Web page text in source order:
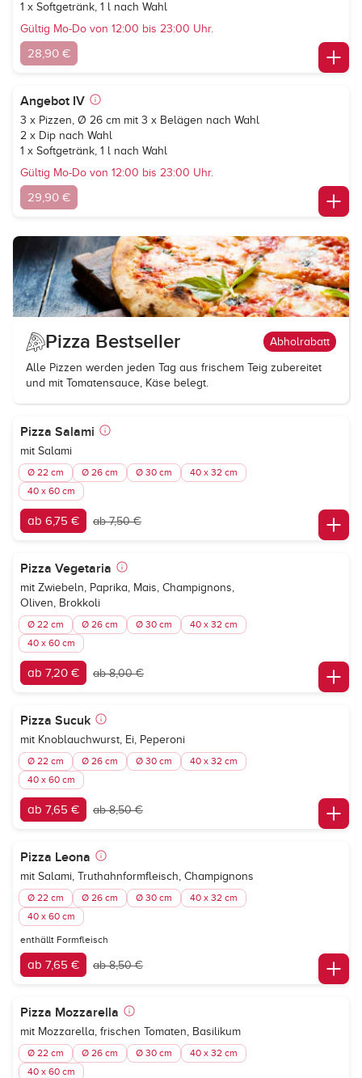
1 x Softgetränk, 1 l nach Wahl
Gültig Mo-Do von 12:00 bis 23:00 Uhr.
28,90 €
Angebot IV
3 x Pizzen, Ø 26 cm mit 3 x Belägen nach Wahl
2 x Dip nach Wahl
1 x Softgetränk, 1 l nach Wahl
Gültig Mo-Do von 12:00 bis 23:00 Uhr.
29,90 €
Pizza Bestseller Abholrabatt
Alle Pizzen werden jeden Tag aus frischem Teig zubereitet
und mit Tomatensauce, Käse belegt.
Pizza Salami
mit Salami
Ø 22 cm Ø 26 cm Ø 30 cm
40 x 32 cm
40 x 60 cm
ab 6,75 € ab 7,50 €
Pizza Vegetaria
mit Zwiebeln, Paprika, Mais, Champignons,
Oliven, Brokkoli
Ø 22 cm Ø 26 cm Ø 30 cm
40 x 32 cm
40 x 60 cm
ab 7,20 € ab 8,00 €
Pizza Sucuk
mit Knoblauchwurst, Ei, Peperoni
Ø 22 cm Ø 26 cm Ø 30 cm
40 x 32 cm
40 x 60 cm
ab 7,65 € ab 8,50 €
Pizza Leona
mit Salami, Truthahnformfleisch, Champignons
Ø 22 cm Ø 26 cm Ø 30 cm
40 x 32 cm
40 x 60 cm
enthällt Formfleisch
ab 7,65 € ab 8,50 €
Pizza Mozzarella
mit Mozzarella, frischen Tomaten, Basilikum
Ø 22 cm Ø 26 cm Ø 30 cm
40 x 32 cm
40 x 60 cm